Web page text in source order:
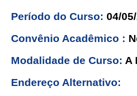
Período do Curso: 04/
Convênio Acadêmico :
Modalidade de Curso: A
Endereço Alternativo: